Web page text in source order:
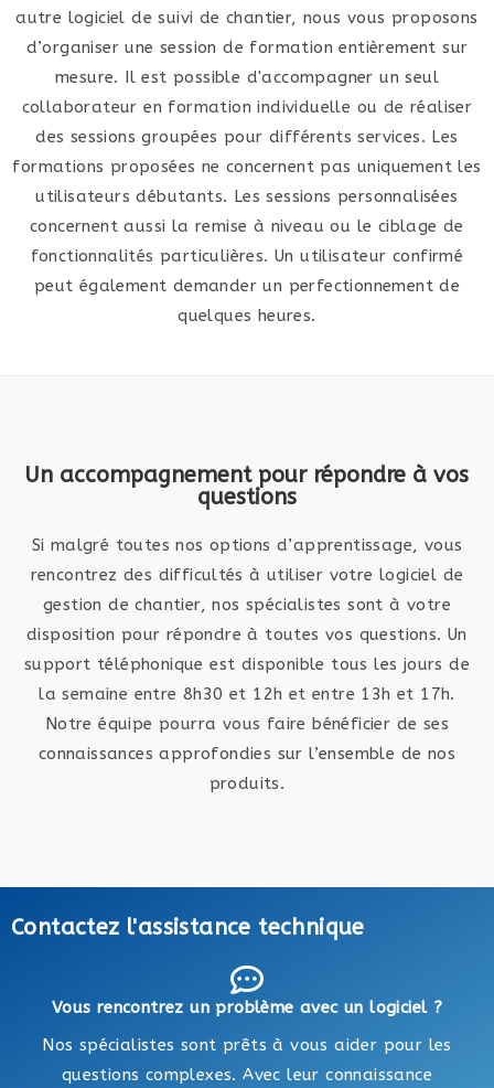
autre logiciel de suivi de chantier, nous vous proposons
d’organiser une session de formation entièrement sur
mesure. Il est possible d'accompagner un seul
collaborateur en formation individuelle ou de réaliser
des sessions groupées pour différents services. Les
formations proposées ne concernent pas uniquement les
utilisateurs débutants. Les sessions personnalisées
concernent aussi la remise à niveau ou le ciblage de
fonctionnalités particulières. Un utilisateur confirmé
peut également demander un perfectionnement de
quelques heures.
Un accompagnement pour répondre à vos
questions
Si malgré toutes nos options d’apprentissage, vous
rencontrez des difficultés à utiliser votre logiciel de
gestion de chantier, nos spécialistes sont à votre
disposition pour répondre à toutes vos questions. Un
support téléphonique est disponible tous les jours de
la semaine entre 8h30 et 12h et entre 13h et 17h.
Notre équipe pourra vous faire bénéficier de ses
connaissances approfondies sur l’ensemble de nos
produits.
Contactez l'assistance technique
Vous rencontrez un problème avec un logiciel ?
Nos spécialistes sont prêts à vous aider pour les
questions complexes. Avec leur connaissance